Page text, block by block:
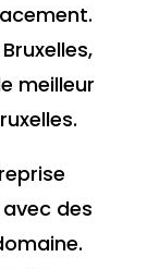
meilleur
des